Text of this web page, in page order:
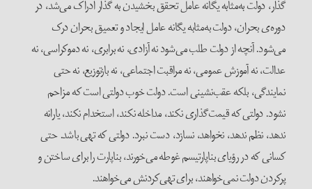
گذار، دولت به‌مثابه یگانه عامل تحقق بخشیدن به گذار ادراک می‌شد، در
دوره‌ی بحران، دولت به‌مثابه یگانه عامل ایجاد و تعمیق بحران درک
می‌شود. آنچه از دولت طلب می‌شود نه آزادی، نه برابری، نه دموکراسی، نه
عدالت، نه آموزش عمومی، نه مراقبت اجتماعی، نه بازتوزیع، نه حتی
نمایندگی، بلکه عقب‌نشینی است. دولت خوب دولتی است که مزاحم
نشود. دولتی که قیمت‌گذاری نکند، مداخله نکند، استخدام نکند، یارانه
ندهد، نظم ندهد، نخواهد، نسازد، دست نبرد. دولتی که تهی باشد. حتی
کسانی که در رؤیای بناپارتیسم غوطه می‌خورند، بناپارت را برای ساختن و
پرکردن دولت نمی‌خواهند، برای تهی‌کردنش می‌خواهند.